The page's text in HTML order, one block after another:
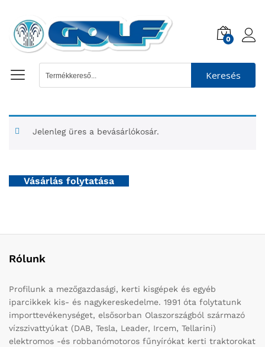
0
Keresés
Jelenleg üres a bevásárlókosár.
Vásárlás folytatása
Rólunk
Profilunk a mezőgazdasági, kerti kisgépek és egyéb
iparcikkek kis- és nagykereskedelme. 1991 óta folytatunk
importtevékenységet, elsősorban Olaszországból származó
vízszivattyúkat (DAB, Tesla, Leader, Ircem, Tellarini)
elektromos -és robbanómotoros fűnyírókat kerti traktorokat